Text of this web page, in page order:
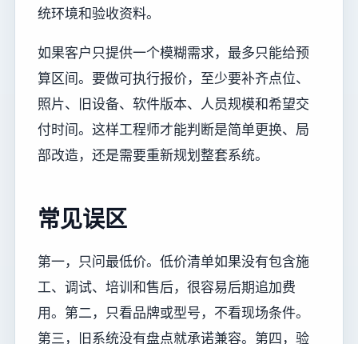
统环境和验收资料。
如果客户只提供一个模糊需求，最多只能给预
算区间。要做可执行报价，至少要补齐点位、
照片、旧设备、软件版本、人员规模和希望交
付时间。这样工程师才能判断是简单更换、局
部改造，还是需要重新规划整套系统。
常见误区
第一，只问最低价。低价清单如果没有包含施
工、调试、培训和售后，很容易后期追加费
用。第二，只看品牌或型号，不看现场条件。
第三，旧系统没有盘点就承诺兼容。第四，验